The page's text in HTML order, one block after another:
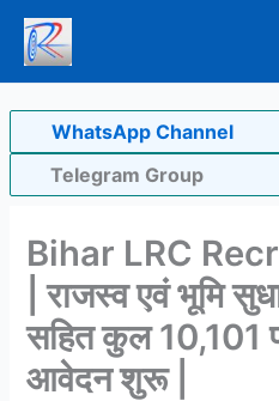
Skip
content
WhatsApp Channel
Telegram Group
Bihar LRC
| राजस्व एवं भूमि
सहित कुल 10,101
आवेदन शुरू |